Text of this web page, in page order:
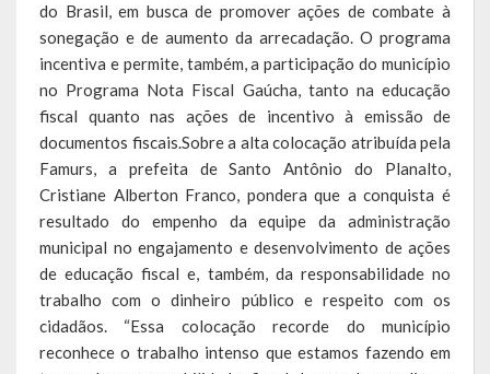
Calendário de Eventos
Galeria de Fotos
Publicações
Conselhos Municipais
Planos
Contas Públicas
Demonstrativos Contábeis
do Brasil, em busca de promover ações de combate à
sonegação e de aumento da arrecadação. O programa
incentiva e permite, também, a participação do município
no Programa Nota Fiscal Gaúcha, tanto na educação
fiscal quanto nas ações de incentivo à emissão de
documentos fiscais.Sobre a alta colocação atribuída pela
Famurs, a prefeita de Santo Antônio do Planalto,
Cristiane Alberton Franco, pondera que a conquista é
resultado do empenho da equipe da administração
municipal no engajamento e desenvolvimento de ações
de educação fiscal e, também, da responsabilidade no
trabalho com o dinheiro público e respeito com os
cidadãos. “Essa colocação recorde do município
reconhece o trabalho intenso que estamos fazendo em